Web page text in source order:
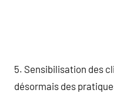
5. Sensibilisation des
désormais des